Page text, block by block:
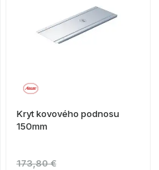
Kryt kovového podnosu
150mm
173,80 €